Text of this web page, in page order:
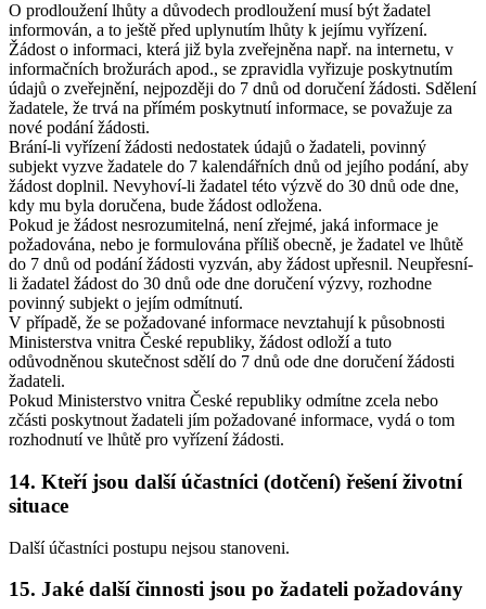
O prodloužení lhůty a důvodech prodloužení musí být žadatel
informován, a to ještě před uplynutím lhůty k jejímu vyřízení.
Žádost o informaci, která již byla zveřejněna např. na internetu, v
informačních brožurách apod., se zpravidla vyřizuje poskytnutím
údajů o zveřejnění, nejpozději do 7 dnů od doručení žádosti. Sdělení
žadatele, že trvá na přímém poskytnutí informace, se považuje za
nové podání žádosti.
Brání-li vyřízení žádosti nedostatek údajů o žadateli, povinný
subjekt vyzve žadatele do 7 kalendářních dnů od jejího podání, aby
žádost doplnil. Nevyhoví-li žadatel této výzvě do 30 dnů ode dne,
kdy mu byla doručena, bude žádost odložena.
Pokud je žádost nesrozumitelná, není zřejmé, jaká informace je
požadována, nebo je formulována příliš obecně, je žadatel ve lhůtě
do 7 dnů od podání žádosti vyzván, aby žádost upřesnil. Neupřesní-
li žadatel žádost do 30 dnů ode dne doručení výzvy, rozhodne
povinný subjekt o jejím odmítnutí.
V případě, že se požadované informace nevztahují k působnosti
Ministerstva vnitra České republiky, žádost odloží a tuto
odůvodněnou skutečnost sdělí do 7 dnů ode dne doručení žádosti
žadateli.
Pokud Ministerstvo vnitra České republiky odmítne zcela nebo
zčásti poskytnout žadateli jím požadované informace, vydá o tom
rozhodnutí ve lhůtě pro vyřízení žádosti.
14. Kteří jsou další účastníci (dotčení) řešení životní
situace
Další účastníci postupu nejsou stanoveni.
15. Jaké další činnosti jsou po žadateli požadovány